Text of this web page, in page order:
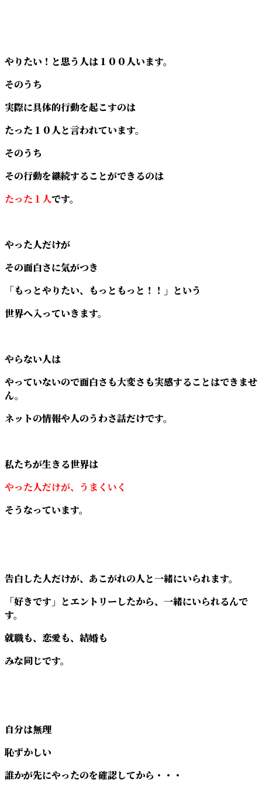
やりたい！と思う人は１００人います。
そのうち
実際に具体的行動を起こすのは
たった１０人と言われています。
そのうち
その行動を継続することができるのは
たった１人です。
やった人だけが
その面白さに気がつき
「もっとやりたい、もっともっと！！」という
世界へ入っていきます。
やらない人は
やっていないので面白さも大変さも実感することはできませ
ん。
ネットの情報や人のうわさ話だけです。
私たちが生きる世界は
やった人だけが、うまくいく
そうなっています。
告白した人だけが、あこがれの人と一緒にいられます。
「好きです」とエントリーしたから、一緒にいられるんで
す。
就職も、恋愛も、結婚も
みな同じです。
自分は無理
恥ずかしい
誰かが先にやったのを確認してから・・・